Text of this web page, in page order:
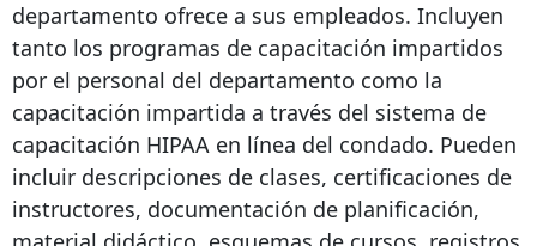
departamento ofrece a sus empleados. Incluyen
tanto los programas de capacitación impartidos
por el personal del departamento como la
capacitación impartida a través del sistema de
capacitación HIPAA en línea del condado. Pueden
incluir descripciones de clases, certificaciones de
instructores, documentación de planificación,